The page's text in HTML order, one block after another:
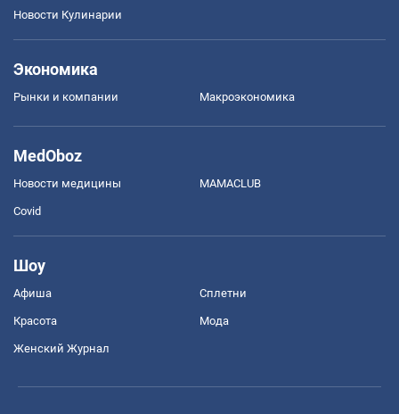
Новости Кулинарии
Экономика
Рынки и компании Mакроэкономика
MedOboz
Новости медицины MAMACLUB
Covid
Шоу
Афиша Сплетни
Красота Мода
Женский Журнал